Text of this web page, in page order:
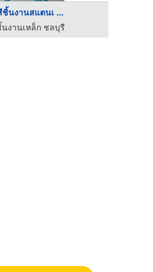
นงานสแตนเ ...
งานเหล็ก ชลบุรี